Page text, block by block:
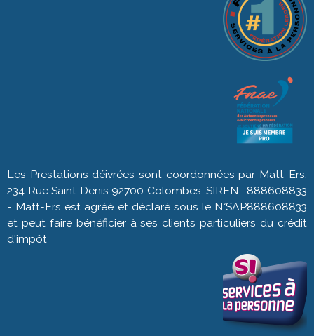
Les Prestations déivrées sont coordonnées par Matt-Ers,
234 Rue Saint Denis 92700 Colombes. SIREN : 888608833
- Matt-Ers est agréé et déclaré sous le N°SAP888608833
et peut faire bénéficier à ses clients particuliers du crédit
d'impôt